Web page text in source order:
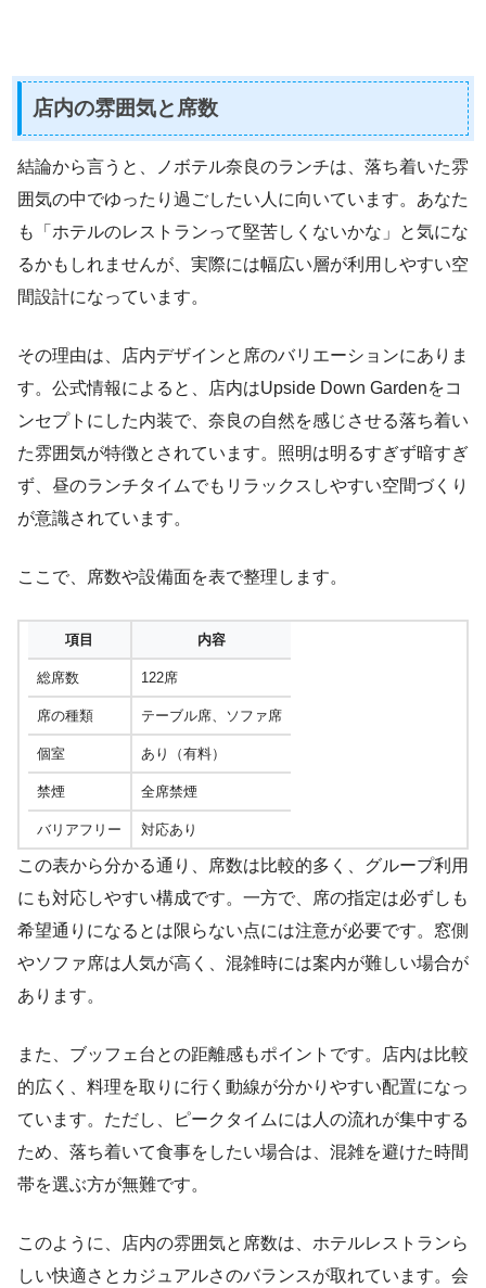
店内の雰囲気と席数
結論から言うと、ノボテル奈良のランチは、落ち着いた雰
囲気の中でゆったり過ごしたい人に向いています。あなた
も「ホテルのレストランって堅苦しくないかな」と気にな
るかもしれませんが、実際には幅広い層が利用しやすい空
間設計になっています。
その理由は、店内デザインと席のバリエーションにありま
す。公式情報によると、店内はUpside Down Gardenをコ
ンセプトにした内装で、奈良の自然を感じさせる落ち着い
た雰囲気が特徴とされています。照明は明るすぎず暗すぎ
ず、昼のランチタイムでもリラックスしやすい空間づくり
が意識されています。
ここで、席数や設備面を表で整理します。
項目 内容
総席数 122席
席の種類 テーブル席、ソファ席
個室 あり（有料）
禁煙 全席禁煙
バリアフリー 対応あり
この表から分かる通り、席数は比較的多く、グループ利用
にも対応しやすい構成です。一方で、席の指定は必ずしも
希望通りになるとは限らない点には注意が必要です。窓側
やソファ席は人気が高く、混雑時には案内が難しい場合が
あります。
また、ブッフェ台との距離感もポイントです。店内は比較
的広く、料理を取りに行く動線が分かりやすい配置になっ
ています。ただし、ピークタイムには人の流れが集中する
ため、落ち着いて食事をしたい場合は、混雑を避けた時間
帯を選ぶ方が無難です。
このように、店内の雰囲気と席数は、ホテルレストランら
しい快適さとカジュアルさのバランスが取れています。会